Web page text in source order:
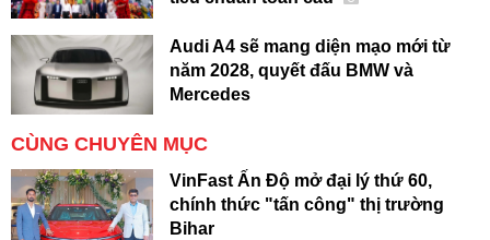
Audi A4 sẽ mang diện mạo mới từ
năm 2028, quyết đấu BMW và
Mercedes
CÙNG CHUYÊN MỤC
VinFast Ấn Độ mở đại lý thứ 60,
chính thức "tấn công" thị trường
Bihar